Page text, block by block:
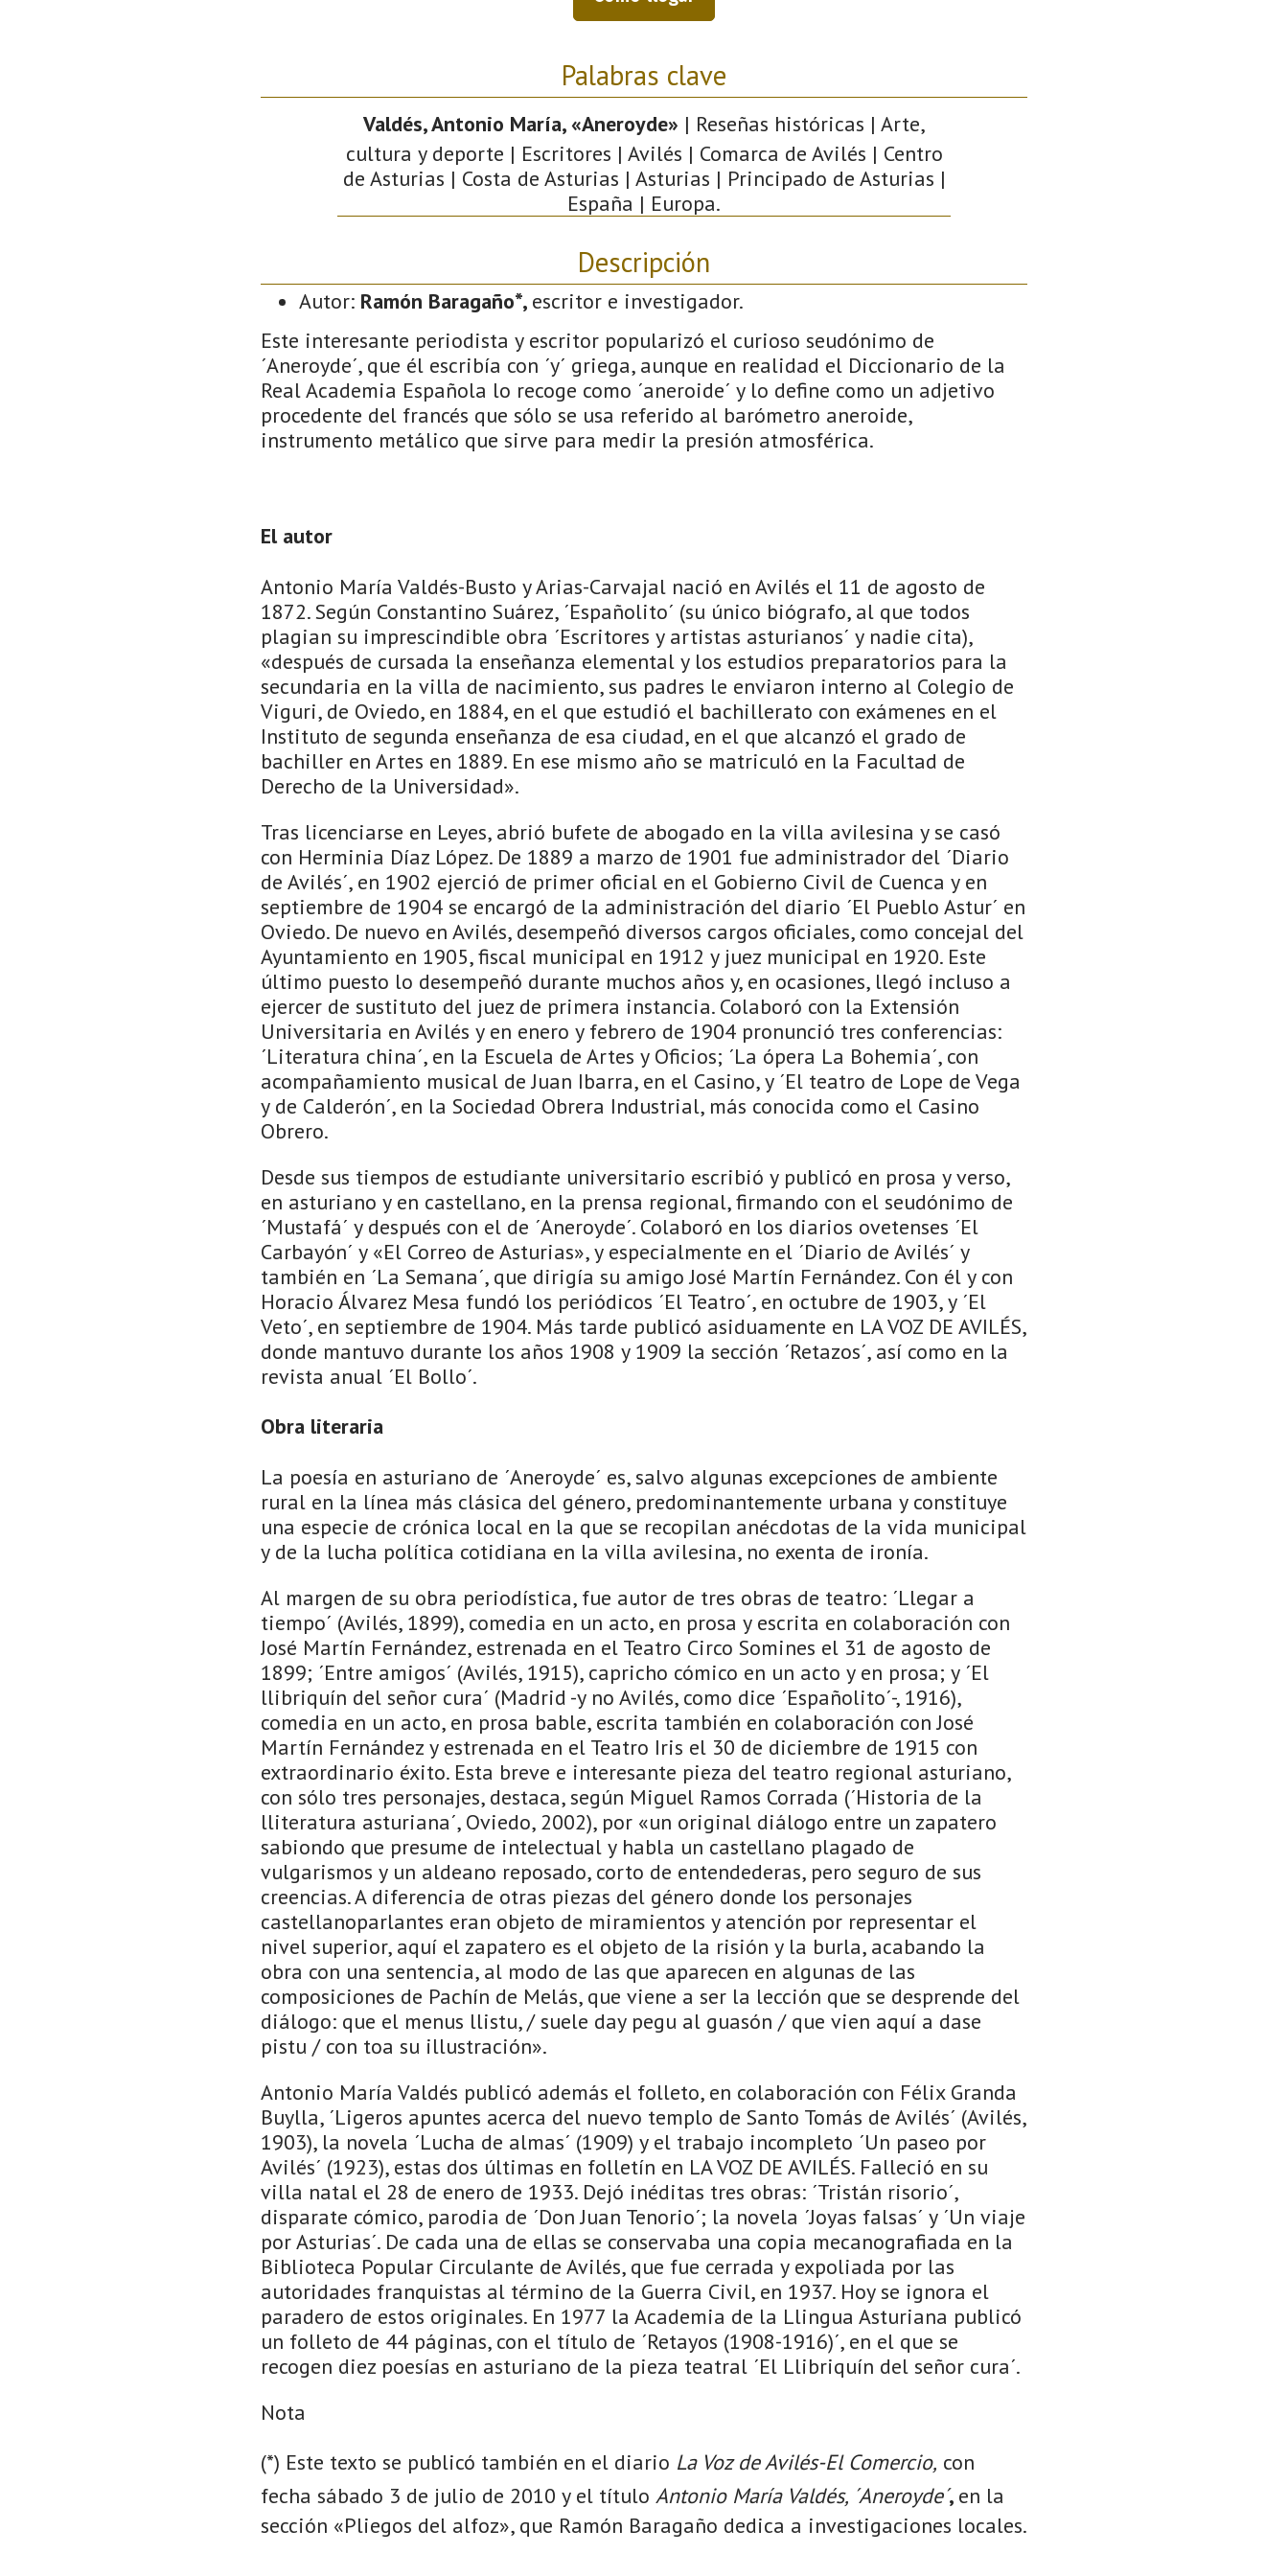
Palabras clave
Valdés, Antonio María, «Aneroyde» | Reseñas históricas | Arte,
cultura y deporte | Escritores | Avilés | Comarca de Avilés | Centro
de Asturias | Costa de Asturias | Asturias | Principado de Asturias |
España | Europa.
Descripción
Autor: Ramón Baragaño*, escritor e investigador.
Este interesante periodista y escritor popularizó el curioso seudónimo de
´Aneroyde´, que él escribía con ´y´ griega, aunque en realidad el Diccionario de la
Real Academia Española lo recoge como ´aneroide´ y lo define como un adjetivo
procedente del francés que sólo se usa referido al barómetro aneroide,
instrumento metálico que sirve para medir la presión atmosférica.
El autor
Antonio María Valdés-Busto y Arias-Carvajal nació en Avilés el 11 de agosto de
1872. Según Constantino Suárez, ´Españolito´ (su único biógrafo, al que todos
plagian su imprescindible obra ´Escritores y artistas asturianos´ y nadie cita),
«después de cursada la enseñanza elemental y los estudios preparatorios para la
secundaria en la villa de nacimiento, sus padres le enviaron interno al Colegio de
Viguri, de Oviedo, en 1884, en el que estudió el bachillerato con exámenes en el
Instituto de segunda enseñanza de esa ciudad, en el que alcanzó el grado de
bachiller en Artes en 1889. En ese mismo año se matriculó en la Facultad de
Derecho de la Universidad».
Tras licenciarse en Leyes, abrió bufete de abogado en la villa avilesina y se casó
con Herminia Díaz López. De 1889 a marzo de 1901 fue administrador del ´Diario
de Avilés´, en 1902 ejerció de primer oficial en el Gobierno Civil de Cuenca y en
septiembre de 1904 se encargó de la administración del diario ´El Pueblo Astur´ en
Oviedo. De nuevo en Avilés, desempeñó diversos cargos oficiales, como concejal del
Ayuntamiento en 1905, fiscal municipal en 1912 y juez municipal en 1920. Este
último puesto lo desempeñó durante muchos años y, en ocasiones, llegó incluso a
ejercer de sustituto del juez de primera instancia. Colaboró con la Extensión
Universitaria en Avilés y en enero y febrero de 1904 pronunció tres conferencias:
´Literatura china´, en la Escuela de Artes y Oficios; ´La ópera La Bohemia´, con
acompañamiento musical de Juan Ibarra, en el Casino, y ´El teatro de Lope de Vega
y de Calderón´, en la Sociedad Obrera Industrial, más conocida como el Casino
Obrero.
Desde sus tiempos de estudiante universitario escribió y publicó en prosa y verso,
en asturiano y en castellano, en la prensa regional, firmando con el seudónimo de
´Mustafá´ y después con el de ´Aneroyde´. Colaboró en los diarios ovetenses ´El
Carbayón´ y «El Correo de Asturias», y especialmente en el ´Diario de Avilés´ y
también en ´La Semana´, que dirigía su amigo José Martín Fernández. Con él y con
Horacio Álvarez Mesa fundó los periódicos ´El Teatro´, en octubre de 1903, y ´El
Veto´, en septiembre de 1904. Más tarde publicó asiduamente en LA VOZ DE AVILÉS,
donde mantuvo durante los años 1908 y 1909 la sección ´Retazos´, así como en la
revista anual ´El Bollo´.
Obra literaria
La poesía en asturiano de ´Aneroyde´ es, salvo algunas excepciones de ambiente
rural en la línea más clásica del género, predominantemente urbana y constituye
una especie de crónica local en la que se recopilan anécdotas de la vida municipal
y de la lucha política cotidiana en la villa avilesina, no exenta de ironía.
Al margen de su obra periodística, fue autor de tres obras de teatro: ´Llegar a
tiempo´ (Avilés, 1899), comedia en un acto, en prosa y escrita en colaboración con
José Martín Fernández, estrenada en el Teatro Circo Somines el 31 de agosto de
1899; ´Entre amigos´ (Avilés, 1915), capricho cómico en un acto y en prosa; y ´El
llibriquín del señor cura´ (Madrid -y no Avilés, como dice ´Españolito´-, 1916),
comedia en un acto, en prosa bable, escrita también en colaboración con José
Martín Fernández y estrenada en el Teatro Iris el 30 de diciembre de 1915 con
extraordinario éxito. Esta breve e interesante pieza del teatro regional asturiano,
con sólo tres personajes, destaca, según Miguel Ramos Corrada (´Historia de la
lliteratura asturiana´, Oviedo, 2002), por «un original diálogo entre un zapatero
sabiondo que presume de intelectual y habla un castellano plagado de
vulgarismos y un aldeano reposado, corto de entendederas, pero seguro de sus
creencias. A diferencia de otras piezas del género donde los personajes
castellanoparlantes eran objeto de miramientos y atención por representar el
nivel superior, aquí el zapatero es el objeto de la risión y la burla, acabando la
obra con una sentencia, al modo de las que aparecen en algunas de las
composiciones de Pachín de Melás, que viene a ser la lección que se desprende del
diálogo: que el menus llistu, / suele day pegu al guasón / que vien aquí a dase
pistu / con toa su illustración».
Antonio María Valdés publicó además el folleto, en colaboración con Félix Granda
Buylla, ´Ligeros apuntes acerca del nuevo templo de Santo Tomás de Avilés´ (Avilés,
1903), la novela ´Lucha de almas´ (1909) y el trabajo incompleto ´Un paseo por
Avilés´ (1923), estas dos últimas en folletín en LA VOZ DE AVILÉS. Falleció en su
villa natal el 28 de enero de 1933. Dejó inéditas tres obras: ´Tristán risorio´,
disparate cómico, parodia de ´Don Juan Tenorio´; la novela ´Joyas falsas´ y ´Un viaje
por Asturias´. De cada una de ellas se conservaba una copia mecanografiada en la
Biblioteca Popular Circulante de Avilés, que fue cerrada y expoliada por las
autoridades franquistas al término de la Guerra Civil, en 1937. Hoy se ignora el
paradero de estos originales. En 1977 la Academia de la Llingua Asturiana publicó
un folleto de 44 páginas, con el título de ´Retayos (1908-1916)´, en el que se
recogen diez poesías en asturiano de la pieza teatral ´El Llibriquín del señor cura´.
Nota
(*) Este texto se publicó también en el diario La Voz de Avilés-El Comercio, con
fecha sábado 3 de julio de 2010 y el título Antonio María Valdés, ´Aneroyde´, en la
sección «Pliegos del alfoz», que Ramón Baragaño dedica a investigaciones locales.